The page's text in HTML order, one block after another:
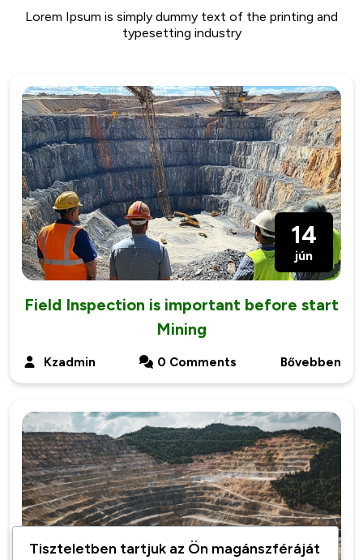
Lorem Ipsum is simply dummy text of the printing and
typesetting industry
14
jún
Field Inspection is important before start
Mining
Kzadmin 0 Comments Bővebben
Tiszteletben tartjuk az Ön magánszféráját